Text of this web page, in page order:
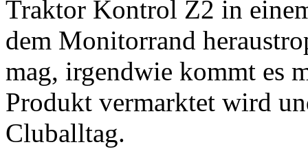
Traktor Kontrol Z2 in
dem Monitorrand
mag, irgendwie kommt es
Produkt vermarktet wird
Cluballtag.